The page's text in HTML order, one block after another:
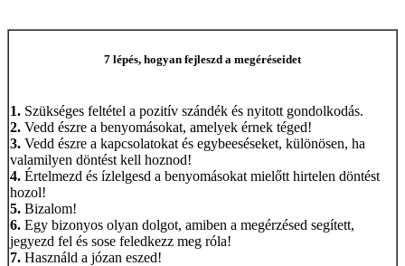
7 lépés, hogyan fejleszd a megéréseidet
1. Szükséges feltétel a pozitív szándék és nyitott gondolkodás.
2. Vedd észre a benyomásokat, amelyek érnek téged!
3. Vedd észre a kapcsolatokat és egybeeséseket, különösen, ha
valamilyen döntést kell hoznod!
4. Értelmezd és ízlelgesd a benyomásokat mielőtt hirtelen döntést
hozol!
5. Bizalom!
6. Egy bizonyos olyan dolgot, amiben a megérzésed segített,
jegyezd fel és sose feledkezz meg róla!
7. Használd a józan eszed!